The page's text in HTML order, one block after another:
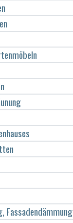
Fassadendämmung